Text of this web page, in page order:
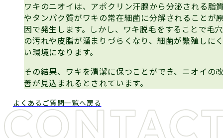
ワキのニオイは、アポクリン汗腺から分泌される脂
やタンパク質がワキの常在細菌に分解されることが
因で発生します。しかし、ワキ脱毛をすることで毛
の汚れや皮脂が溜まりづらくなり、細菌が繁殖しに
い環境になります。
その結果、ワキを清潔に保つことができ、ニオイの
善が見込まれるとされています。
よくあるご質問一覧へ戻る